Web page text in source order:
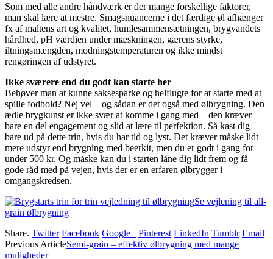
Som med alle andre håndværk er der mange forskellige faktorer,
man skal lære at mestre. Smagsnuancerne i det færdige øl afhænger
fx af maltens art og kvalitet, humlesammensætningen, brygvandets
hårdhed, pH værdien under mæskningen, gærens styrke,
iltningsmængden, modningstemperaturen og ikke mindst
rengøringen af udstyret.
Ikke sværere end du godt kan starte her
Behøver man at kunne saksesparke og helflugte for at starte med at
spille fodbold? Nej vel – og sådan er det også med ølbrygning. Den
ædle brygkunst er ikke svær at komme i gang med – den kræver
bare en del engagement og slid at lære til perfektion. Så kast dig
bare ud på dette trin, hvis du har tid og lyst. Det kræver måske lidt
mere udstyr end brygning med beerkit, men du er godt i gang for
under 500 kr. Og måske kan du i starten låne dig lidt frem og få
gode råd med på vejen, hvis der er en erfaren ølbrygger i
omgangskredsen.
Se vejlening til all-
grain ølbrygning
Share. Twitter Facebook Google+ Pinterest LinkedIn Tumblr Email
Previous ArticleSemi-grain – effektiv ølbrygning med mange
muligheder